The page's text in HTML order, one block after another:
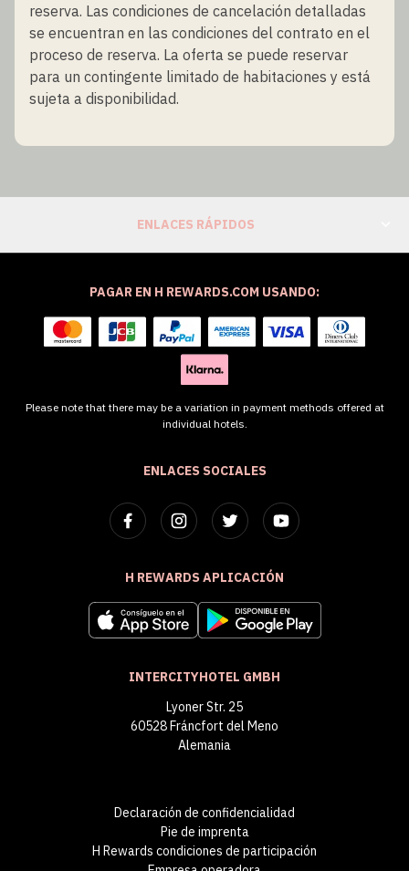
reserva. Las condiciones de cancelación detalladas
se encuentran en las condiciones del contrato en el
proceso de reserva. La oferta se puede reservar
para un contingente limitado de habitaciones y está
sujeta a disponibilidad.
ENLACES RÁPIDOS
ENLACES SOCIALES
H REWARDS APLICACIÓN
INTERCITYHOTEL GMBH
Lyoner Str. 25
60528 Fráncfort del Meno
Alemania
PAGAR EN H REWARDS.COM USANDO:
Please note that there may be a variation in payment methods offered at
individual hotels.
Declaración de confidencialidad
Pie de imprenta
H Rewards condiciones de participación